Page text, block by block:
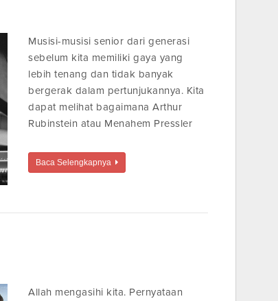
Musisi-musisi senior dari generasi
sebelum kita memiliki gaya yang
lebih tenang dan tidak banyak
bergerak dalam pertunjukannya. Kita
dapat melihat bagaimana Arthur
Rubinstein atau Menahem Pressler
Baca Selengkapnya
Allah mengasihi kita. Pernyataan